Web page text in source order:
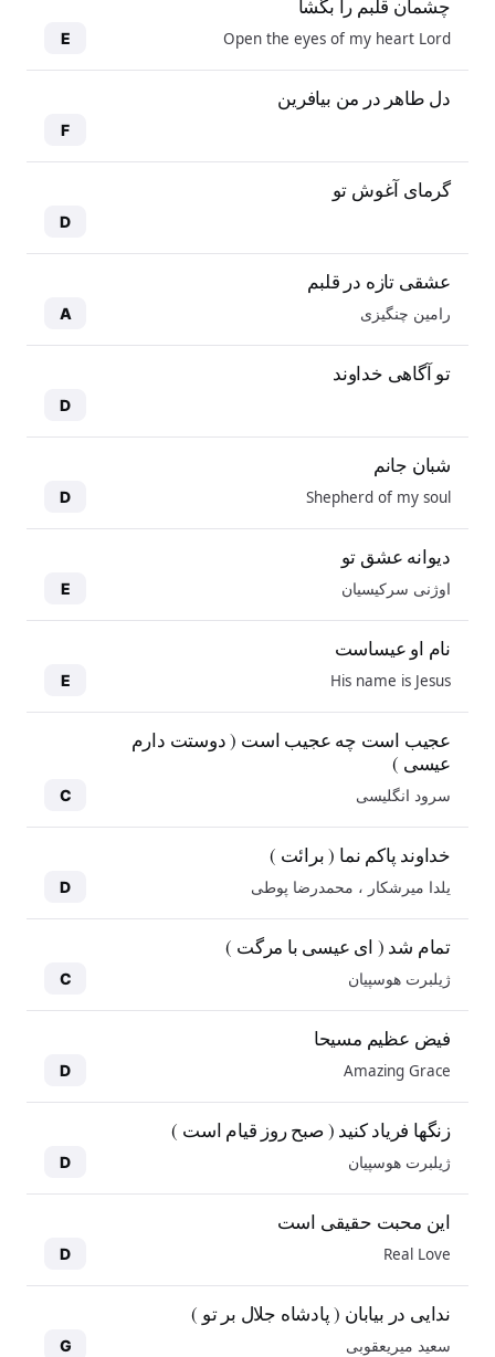
چشمان قلبم را بگشا
Open the eyes of my heart Lord
E
دل طاهر در من بیافرین
F
گرمای آغوش تو
D
عشقی تازه در قلبم
رامین چنگیزی A
تو آگاهی خداوند
D
شبان جانم
Shepherd of my soul
D
دیوانه عشق تو
اوژنی سرکیسیان E
نام او عیساست
His name is Jesus
E
عجیب است چه عجیب است ( دوستت دارم
عیسی )
سرود انگلیسی C
خداوند پاکم نما ( برائت )
یلدا میرشکار ، محمدرضا پوطی D
تمام شد ( ای عیسی با مرگت )
ژیلبرت هوسپیان C
فیض عظیم مسیحا
Amazing Grace
D
زنگها فریاد کنید ( صبح روز قیام است )
ژیلبرت هوسپیان D
این محبت حقیقی است
Real Love
D
ندایی در بیابان ( پادشاه جلال بر تو )
سعید میریعقوبی G